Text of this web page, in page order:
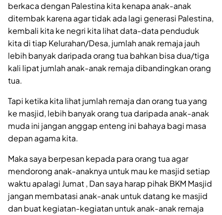
berkaca dengan Palestina kita kenapa anak-anak
ditembak karena agar tidak ada lagi generasi Palestina,
kembali kita ke negri kita lihat data-data penduduk
kita di tiap Kelurahan/Desa, jumlah anak remaja jauh
lebih banyak daripada orang tua bahkan bisa dua/tiga
kali lipat jumlah anak-anak remaja dibandingkan orang
tua.
Tapi ketika kita lihat jumlah remaja dan orang tua yang
ke masjid, lebih banyak orang tua daripada anak-anak
muda ini jangan anggap enteng ini bahaya bagi masa
depan agama kita.
Maka saya berpesan kepada para orang tua agar
mendorong anak-anaknya untuk mau ke masjid setiap
waktu apalagi Jumat , Dan saya harap pihak BKM Masjid
jangan membatasi anak-anak untuk datang ke masjid
dan buat kegiatan-kegiatan untuk anak-anak remaja